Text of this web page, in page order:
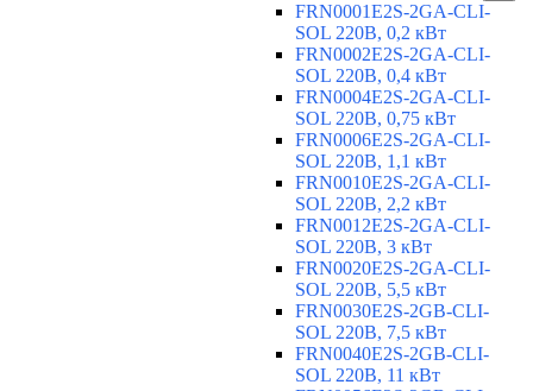
FRN0001E2S-2GA-CLI-
SOL 220В, 0,2 кВт
FRN0002E2S-2GA-CLI-
SOL 220В, 0,4 кВт
FRN0004E2S-2GA-CLI-
SOL 220В, 0,75 кВт
FRN0006E2S-2GA-CLI-
SOL 220В, 1,1 кВт
FRN0010E2S-2GA-CLI-
SOL 220В, 2,2 кВт
FRN0012E2S-2GA-CLI-
SOL 220В, 3 кВт
FRN0020E2S-2GA-CLI-
SOL 220В, 5,5 кВт
FRN0030E2S-2GB-CLI-
SOL 220В, 7,5 кВт
FRN0040E2S-2GB-CLI-
SOL 220В, 11 кВт